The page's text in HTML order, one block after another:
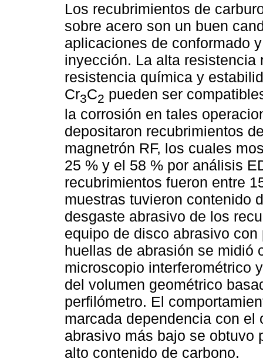
Los recubrimientos de
sobre acero son un buen
aplicaciones de conformado
inyección. La alta resistencia
resistencia química y
Cr3C2 pueden ser
la corrosión en tales
depositaron recubrimientos
magnetrón RF, los cuales
25 % y el 58 % por análisis
recubrimientos fueron entre
muestras tuvieron contenido
desgaste abrasivo de los
equipo de disco abrasivo
huellas de abrasión se midió
microscopio interferométrico
del volumen geométrico
perfilómetro. El
marcada dependencia con
abrasivo más bajo se obtuvo
alto contenido de carbono.